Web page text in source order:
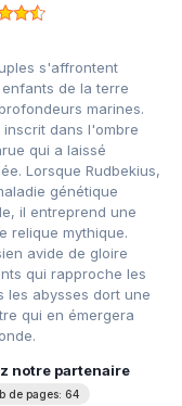
s'affrontent
de la terre
marines.
dans l'ombre
qui a laissé
Lorsque Rudbekius,
génétique
il entreprend une
relique mythique.
avide de gloire
qui rapproche les
les abysses dort une
qui en émergera
notre partenaire
de pages: 64